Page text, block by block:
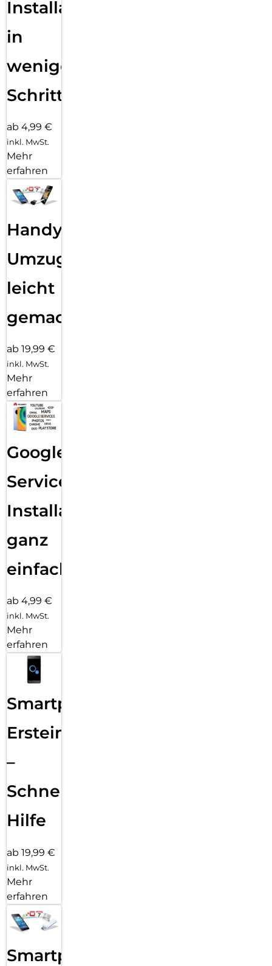
Installation
in
wenigen
Schritten
ab 4,99 €
inkl. MwSt.
Mehr
erfahren
Handy
Umzug
leicht
gemacht!
ab 19,99 €
inkl. MwSt.
Mehr
erfahren
Google
Services
Installation
ganz
einfach
ab 4,99 €
inkl. MwSt.
Mehr
erfahren
Smartphone
Ersteinrichtung
–
Schnelle
Hilfe
ab 19,99 €
inkl. MwSt.
Mehr
erfahren
Smartphone